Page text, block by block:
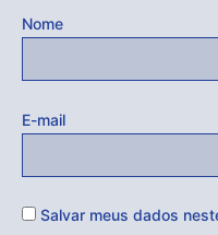
Nome
E-mail
Salvar meus dados